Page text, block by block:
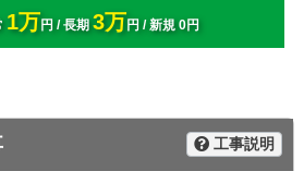
1万円 / 長期 3万円 / 新規 0円
工事説明